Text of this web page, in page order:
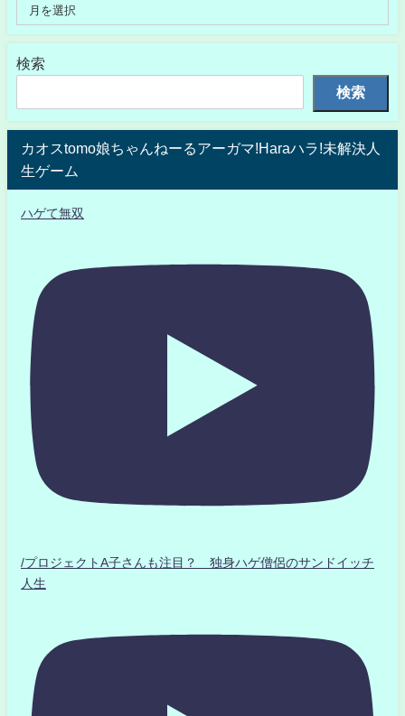
検索
検索
カオスtomo娘ちゃんねーるアーガマ!Haraハラ!未解決人
生ゲーム
ハゲて無双
/プロジェクトA子さんも注目？ 独身ハゲ僧侶のサンドイッチ
人生